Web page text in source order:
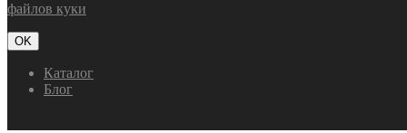
файлов куки
OK
Каталог
Блог